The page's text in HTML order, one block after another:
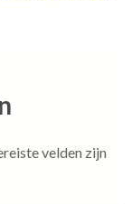
velden zijn